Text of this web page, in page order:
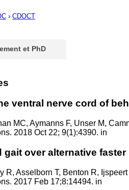
› CDOCT
et PhD
ventral nerve cord of
MC, Aymanns F, Unser M,
2018 Oct 22; 9(1):4390. in
over alternative faster
R, Asselborn T, Benton R,
2017 Feb 17;8:14494. in